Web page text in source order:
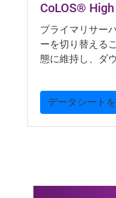
CoLOS®
プライマリサー
ーを切り替える
態に維持し、ダ
データシート